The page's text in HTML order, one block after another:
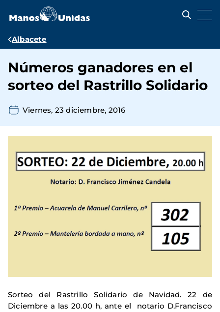
contenido
Ruta
navegación
Albacete
Números ganadores en el
sorteo del Rastrillo Solidario
Viernes, 23 diciembre, 2016
Sorteo del Rastrillo Solidario de Navidad. 22 de
Diciembre a las 20.00 h, ante el notario D.Francisco